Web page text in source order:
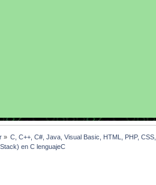
» C, C++, C#, Java, Visual Basic, HTML, PHP,
en C lenguajeC